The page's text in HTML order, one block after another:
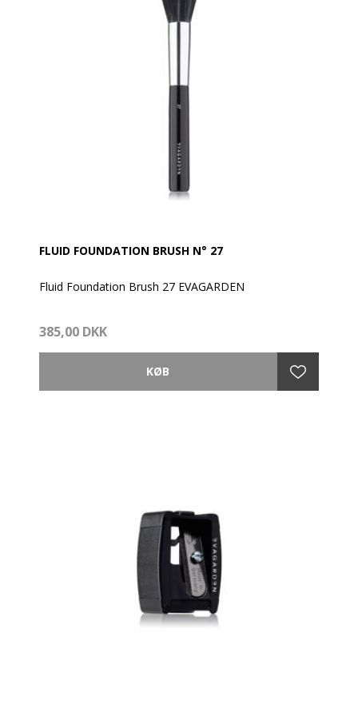
FLUID FOUNDATION BRUSH N° 27
Fluid Foundation Brush 27 EVAGARDEN
påføring af creme/flydende foundation takket være
Frigiver produktet fuldstændigt på huden og
385,00 DKK